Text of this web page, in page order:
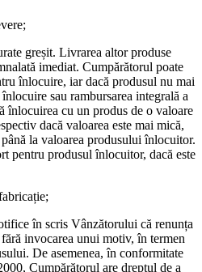
greșit. Livrarea altor produse
imediat. Cumpărătorul poate
înlocuire, iar dacă produsul nu mai
sau rambursarea integrală a
înlocuirea cu un produs de o valoare
dacă valoarea este mai mică,
la valoarea produsului înlocuitor.
pentru produsul înlocuitor, dacă este
în scris Vânzătorului că renunța
invocarea unui motiv, în termen
De asemenea, în conformitate
Cumpărătorul are dreptul de a